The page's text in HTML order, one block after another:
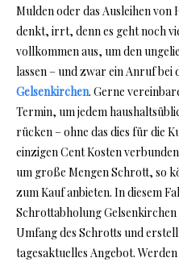
Mulden oder das Ausleihen
denkt, irrt, denn es geht noch
vollkommen aus, um den
lassen – und zwar ein Anruf bei
Gelsenkirchen. Gerne
Termin, um jedem
rücken – ohne das dies für die
einzigen Cent Kosten
um große Mengen Schrott, so
zum Kauf anbieten. In diesem
Schrottabholung
Umfang des Schrotts und
tagesaktuelles Angebot.